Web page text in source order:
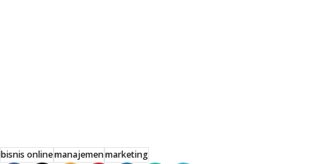
bisnis onlinemanajemenmarketing